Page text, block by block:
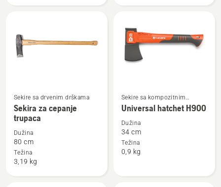
ogrev
ogrev
Pogledajte
više
detalja
Sekira
za
Sekire sa drvenim drškama
Sekira za cepanje
trupaca
Dužina
80 cm
Težina
3,19 kg
Pogledajte
više
detalja
Universal
hatchet
Sekire sa kompozitnim
drškama
Universal hatchet H900
Dužina
34 cm
Težina
0,9 kg